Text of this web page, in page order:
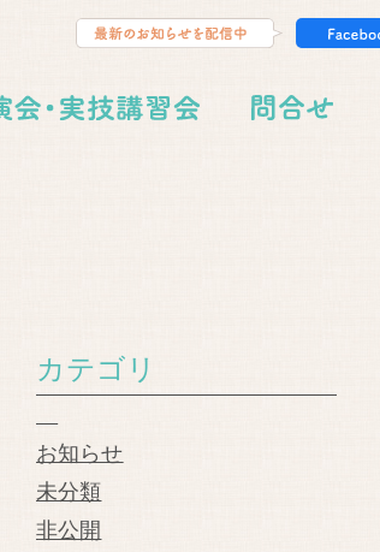
カテゴリ
お知らせ
未分類
非公開